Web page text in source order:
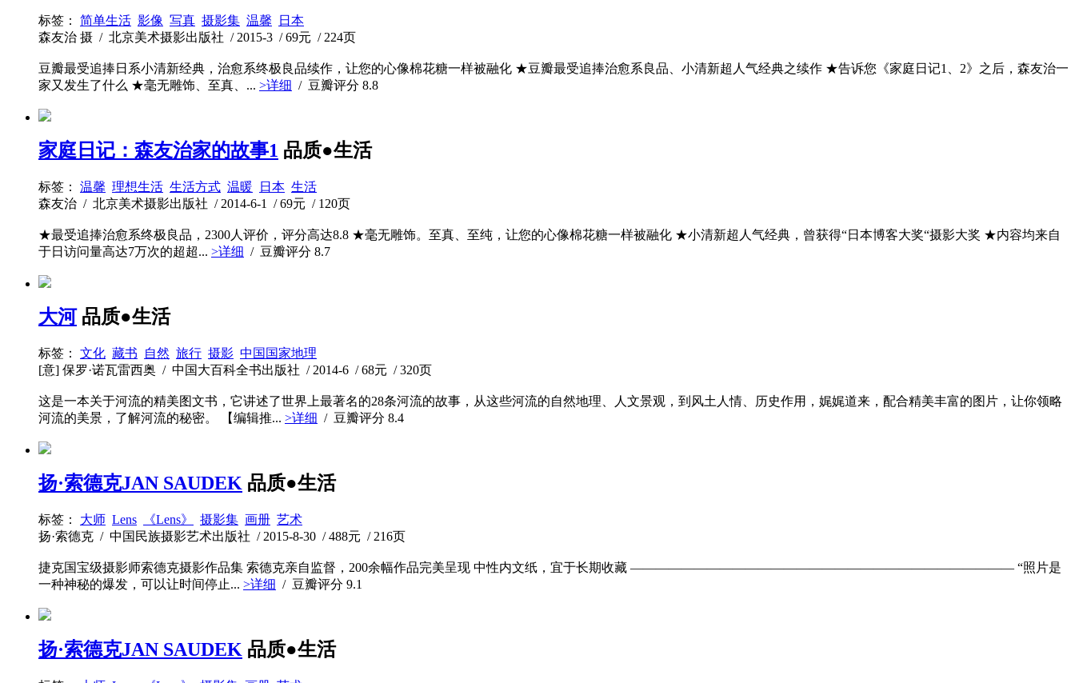
标签： 简单生活 影像 写真 摄影集 温馨
日本
森友治 摄 / 北京美术摄影出版社 / 2015-3 / 69元 / 224页
豆瓣最受追捧日系小清新经典，治愈系终极良品续作，让您的心像棉花糖一样被融化 ★豆瓣最受追捧治愈系良品、小清新超人气经典之续作 ★告诉您《家庭日记1、2》之后，森友治一
家又发生了什么 ★毫无雕饰、至真、... >详细 / 豆瓣评分 8.8
家庭日记：森友治家的故事1 品质●生活
标签： 温馨 理想生活 生活方式 温暖 日本 生活
森友治 / 北京美术摄影出版社 / 2014-6-1 / 69元 / 120页
★最受追捧治愈系终极良品，2300人评价，评分高达8.8 ★毫无雕饰。至真、至纯，让您的心像棉花糖一样被融化 ★小清新超人气经典，曾获得“日本博客大奖“摄影大奖 ★内容均来自
于日访问量高达7万次的超超... >详细 / 豆瓣评分 8.7
大河 品质●生活
标签： 文化 藏书 自然 旅行 摄影 中国国家地理
[意] 保罗·诺瓦雷西奥 / 中国大百科全书出版社 / 2014-6 / 68元 / 320页
这是一本关于河流的精美图文书，它讲述了世界上最著名的28条河流的故事，从这些河流的自然地理、人文景观，到风土人情、历史作用，娓娓道来，配合精美丰富的图片，让你领略
河流的美景，了解河流的秘密。 【编辑推... >详细 / 豆瓣评分 8.4
扬·索德克JAN SAUDEK 品质●生活
标签： 大师 Lens 《Lens》 摄影集 画册 艺术
扬·索德克 / 中国民族摄影艺术出版社 / 2015-8-30 / 488元 / 216页
捷克国宝级摄影师索德克摄影作品集 索德克亲自监督，200余幅作品完美呈现 中性内文纸，宜于长期收藏 —————————————————————————————— “照片是
一种神秘的爆发，可以让时间停止... >详细 / 豆瓣评分 9.1
扬·索德克JAN SAUDEK 品质●生活